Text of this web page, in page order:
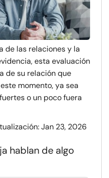
de las relaciones y la
esta evaluación
de su relación que
momento, ya sea
o un poco fuera
Jan 23, 2026
hablan de algo